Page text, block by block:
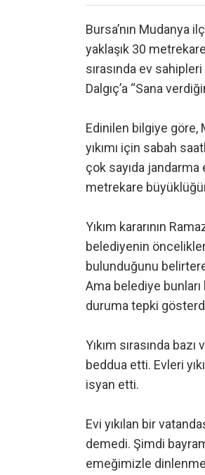
Bursa’nın Mudanya
yaklaşık 30
sırasında ev
Dalgıç’a “Sana
Edinilen bilgiye göre,
yıkımı için sabah
çok sayıda jandarma
metrekare
Yıkım kararının
belediyenin
bulunduğunu
Ama belediye
duruma tepki
Yıkım sırasında
beddua etti. Evleri
isyan etti.
Evi yıkılan bir
demedi. Şimdi
emeğimizle